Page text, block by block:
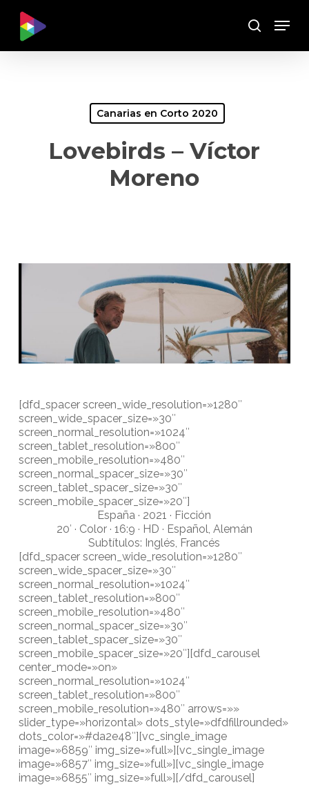
main
Buscar
Menu
Canarias en Corto 2020
Lovebirds – Víctor
Moreno
[dfd_spacer screen_wide_resolution=»1280″
screen_wide_spacer_size=»30″
screen_normal_resolution=»1024″
screen_tablet_resolution=»800″
screen_mobile_resolution=»480″
screen_normal_spacer_size=»30″
screen_tablet_spacer_size=»30″
screen_mobile_spacer_size=»20″]
España · 2021 · Ficción
20′ · Color · 16:9 · HD · Español, Alemán
Subtítulos: Inglés, Francés
[dfd_spacer screen_wide_resolution=»1280″
screen_wide_spacer_size=»30″
screen_normal_resolution=»1024″
screen_tablet_resolution=»800″
screen_mobile_resolution=»480″
screen_normal_spacer_size=»30″
screen_tablet_spacer_size=»30″
screen_mobile_spacer_size=»20″][dfd_carousel
center_mode=»on»
screen_normal_resolution=»1024″
screen_tablet_resolution=»800″
screen_mobile_resolution=»480″ arrows=»»
slider_type=»horizontal» dots_style=»dfdfillrounded»
dots_color=»#da2e48″][vc_single_image
image=»6859″ img_size=»full»][vc_single_image
image=»6857″ img_size=»full»][vc_single_image
image=»6855″ img_size=»full»][/dfd_carousel]